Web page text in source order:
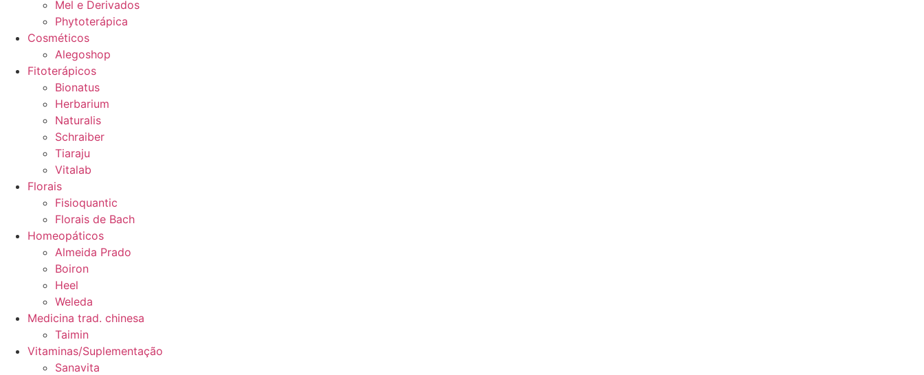
Mel e Derivados
Phytoterápica
Cosméticos
Alegoshop
Fitoterápicos
Bionatus
Herbarium
Naturalis
Schraiber
Tiaraju
Vitalab
Florais
Fisioquantic
Florais de Bach
Homeopáticos
Almeida Prado
Boiron
Heel
Weleda
Medicina trad. chinesa
Taimin
Vitaminas/Suplementação
Sanavita